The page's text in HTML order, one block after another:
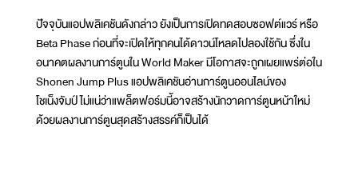
ปัจจุบันแอปพลิเคชันดังกล่าว ยังเป็นการเปิดทดสอบซอฟต์แวร์ หรือ
Beta Phase ก่อนที่จะเปิดให้ทุกคนได้ดาวน์โหลดไปลองใช้กัน ซึ่งใน
อนาคตผลงานการ์ตูนใน World Maker มีโอกาสจะถูกเผยแพร่ต่อใน
Shonen Jump Plus แอปพลิเคชันอ่านการ์ตูนออนไลน์ของ
โชเน็งจัมป์ ไม่แน่ว่าแพล็ตฟอร์มนี้อาจสร้างนักวาดการ์ตูนหน้าใหม่
ด้วยผลงานการ์ตูนสุดสร้างสรรค์ก็เป็นได้